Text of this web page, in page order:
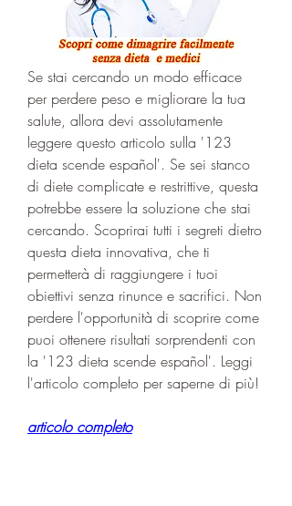
Se stai cercando un modo efficace
per perdere peso e migliorare la tua
salute, allora devi assolutamente
leggere questo articolo sulla '123
dieta scende español'. Se sei stanco
di diete complicate e restrittive, questa
potrebbe essere la soluzione che stai
cercando. Scoprirai tutti i segreti dietro
questa dieta innovativa, che ti
permetterà di raggiungere i tuoi
obiettivi senza rinunce e sacrifici. Non
perdere l'opportunità di scoprire come
puoi ottenere risultati sorprendenti con
la '123 dieta scende español'. Leggi
l'articolo completo per saperne di più!
articolo completo